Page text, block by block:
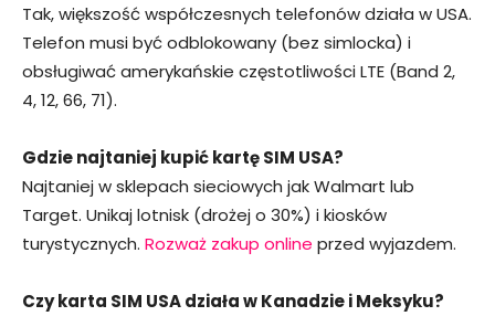
Tak, większość współczesnych telefonów działa w USA.
Telefon musi być odblokowany (bez simlocka) i
obsługiwać amerykańskie częstotliwości LTE (Band 2,
4, 12, 66, 71).
Gdzie najtaniej kupić kartę SIM USA?
Najtaniej w sklepach sieciowych jak Walmart lub
Target. Unikaj lotnisk (drożej o 30%) i kiosków
turystycznych. Rozważ zakup online przed wyjazdem.
Czy karta SIM USA działa w Kanadzie i Meksyku?